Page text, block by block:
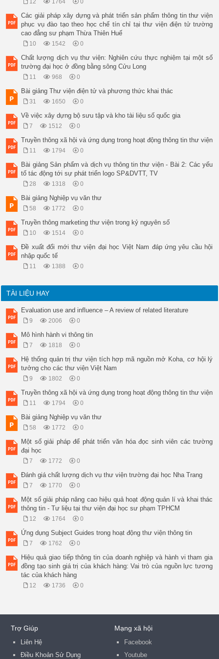
12 1764 0
Các giải pháp xây dựng và phát triển sản phẩm thông tin thư viện
phục vụ đào tạo theo học chế tín chỉ tại thư viện điện tử trường
cao đẳng sư phạm Thừa Thiên Huế
10 1542 0
Chất lượng dịch vụ thư viện: Nghiên cứu thực nghiệm tại một số
trường đại học ở đồng bằng sông Cửu Long
11 968 0
Bài giảng Thư viện điện tử và phương thức khai thác
31 1650 0
Về việc xây dựng bộ sưu tập và kho tài liệu số quốc gia
7 1512 0
Truyền thông xã hội và ứng dụng trong hoạt động thông tin thư viện
11 1794 0
Bài giảng Sản phẩm và dịch vụ thông tin thư viện - Bài 2: Các yếu
tố tác động tới sự phát triển logo SP&DVTT, TV
28 1318 0
Bài giảng Nghiệp vụ văn thư
58 1772 0
Truyền thông marketing thư viện trong kỷ nguyên số
10 1514 0
Ðề xuất đổi mới thư viện đại học Việt Nam đáp ứng yêu cầu hội
nhập quốc tế
11 1388 0
TÀI LIỆU HAY
Evaluation use and influence – A review of related literature
9 2006 0
Mô hình hành vi thông tin
7 1818 0
Hệ thống quản trị thư viện tích hợp mã nguồn mở Koha, cơ hội lý
tưởng cho các thư viện Việt Nam
9 1802 0
Truyền thông xã hội và ứng dụng trong hoạt động thông tin thư viện
11 1794 0
Bài giảng Nghiệp vụ văn thư
58 1772 0
Một số giải pháp để phát triển văn hóa đọc sinh viên các trường
đại học
7 1772 0
Đánh giá chất lượng dịch vụ thư viện trường đại học Nha Trang
7 1770 0
Một số giải pháp nâng cao hiệu quả hoạt động quản lí và khai thác
thông tin - Tư liệu tại thư viện đại học sư phạm TPHCM
12 1764 0
Ứng dụng Subject Guides trong hoạt động thư viện thông tin
7 1762 0
Hiệu quả giao tiếp thông tin của doanh nghiệp và hành vi tham gia
đồng tạo sinh giá trị của khách hàng: Vai trò của nguồn lực tương
tác của khách hàng
12 1736 0
Trợ Giúp
Liên Hệ
Điều Khoản Sử Dụng
Mạng xã hội
Facebook
Youtube